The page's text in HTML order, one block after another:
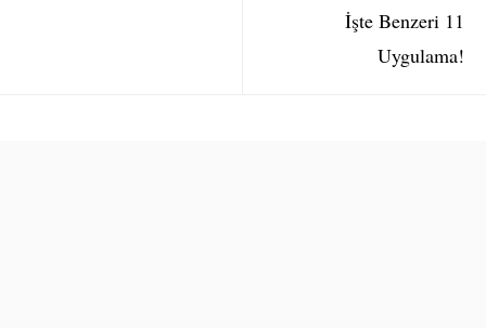
İşte Benzeri 11
Uygulama!